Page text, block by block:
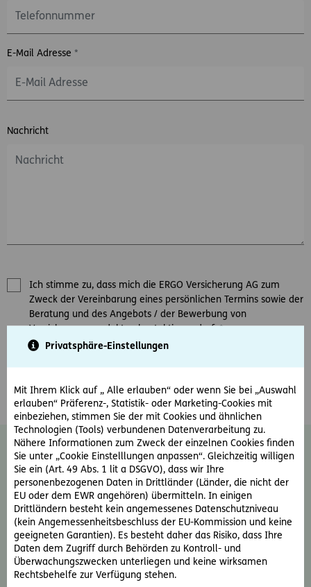
Privatsphäre-Einstellungen
Mit Ihrem Klick auf „ Alle erlauben“ oder wenn Sie bei „Auswahl
erlauben“ Präferenz-, Statistik- oder Marketing-Cookies mit
einbeziehen, stimmen Sie der mit Cookies und ähnlichen
Technologien (Tools) verbundenen Datenverarbeitung zu.
Nähere Informationen zum Zweck der einzelnen Cookies finden
Sie unter „Cookie Einstelllungen anpassen“. Gleichzeitig willigen
Sie ein (Art. 49 Abs. 1 lit a DSGVO), dass wir Ihre
personenbezogenen Daten in Drittländer (Länder, die nicht der
EU oder dem EWR angehören) übermitteln. In einigen
Drittländern besteht kein angemessenes Datenschutzniveau
(kein Angemessenheitsbeschluss der EU-Kommission und keine
geeigneten Garantien). Es besteht daher das Risiko, dass Ihre
Daten dem Zugriff durch Behörden zu Kontroll- und
Überwachungszwecken unterliegen und keine wirksamen
Rechtsbehelfe zur Verfügung stehen.
E-Mail Adresse *
Nachricht
Ich stimme zu, dass mich die ERGO Versicherung AG zum
Zweck der Vereinbarung eines persönlichen Termins sowie der
Beratung und des Angebots / der Bewerbung von
Versicherungsprodukten kontaktieren darf.*
Ja, ich möchte den E-Mail-Newsletter der ERGO Versicherung
AG erhalten und damit über Produkte und Aktionen des
Unternehmens informiert werden.
Diese Einwilligung kann jederzeit ohne
Angabe von Gründen durch Schreiben an
news@ergo-versicherung.atwiderrufen
werden. Der Widerruf wirkt für zukünftige
Kontakte. Weiter Informationen zum
Thema Datenschutz und zu Ihren Rechten
als Betroffene finden Sie im
Datenschutzinformationsblatt oder auf der
ERGO Website unter: